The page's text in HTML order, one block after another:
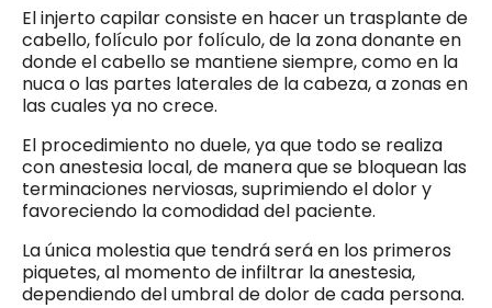
El injerto capilar consiste en hacer un trasplante de
cabello, folículo por folículo, de la zona donante en
donde el cabello se mantiene siempre, como en la
nuca o las partes laterales de la cabeza, a zonas en
las cuales ya no crece.
El procedimiento no duele, ya que todo se realiza
con anestesia local, de manera que se bloquean las
terminaciones nerviosas, suprimiendo el dolor y
favoreciendo la comodidad del paciente.
La única molestia que tendrá será en los primeros
piquetes, al momento de infiltrar la anestesia,
dependiendo del umbral de dolor de cada persona.